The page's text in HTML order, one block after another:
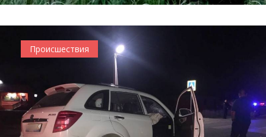
Происшествия